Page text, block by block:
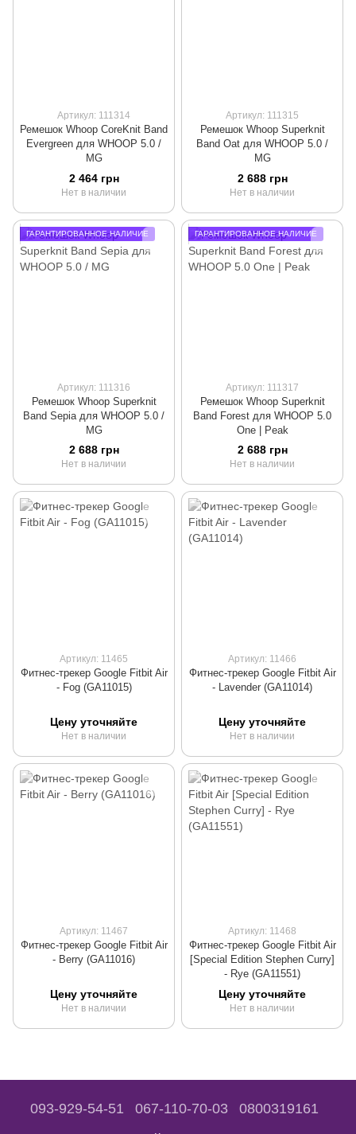
Артикул: 111314
Ремешок Whoop CoreKnit Band
Evergreen для WHOOP 5.0 /
MG
2 464 грн
Нет в наличии
Артикул: 111315
Ремешок Whoop Superknit
Band Oat для WHOOP 5.0 /
MG
2 688 грн
Нет в наличии
ГАРАНТИРОВАННОЕ НАЛИЧИЕ
Артикул: 111316
Ремешок Whoop Superknit
Band Sepia для WHOOP 5.0 /
MG
2 688 грн
Нет в наличии
ГАРАНТИРОВАННОЕ НАЛИЧИЕ
Артикул: 111317
Ремешок Whoop Superknit
Band Forest для WHOOP 5.0
One | Peak
2 688 грн
Нет в наличии
Артикул: 11465
Фитнес-трекер Google Fitbit Air
- Fog (GA11015)
Цену уточняйте
Нет в наличии
Артикул: 11466
Фитнес-трекер Google Fitbit Air
- Lavender (GA11014)
Цену уточняйте
Нет в наличии
Артикул: 11467
Фитнес-трекер Google Fitbit Air
- Berry (GA11016)
Цену уточняйте
Нет в наличии
Артикул: 11468
Фитнес-трекер Google Fitbit Air
[Special Edition Stephen Curry]
- Rye (GA11551)
Цену уточняйте
Нет в наличии
093-929-54-51 067-110-70-03 0800319161